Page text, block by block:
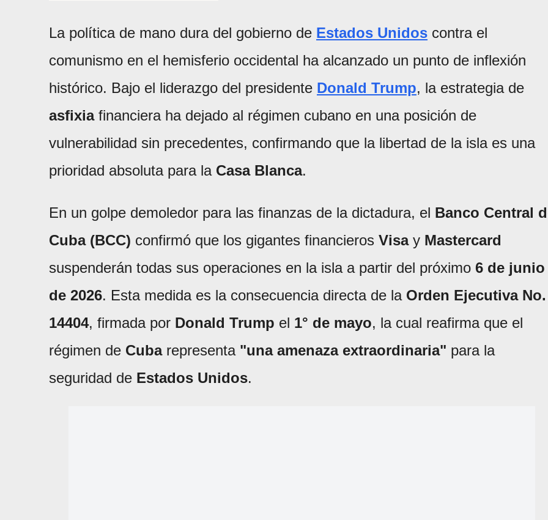
La política de mano dura del gobierno de Estados Unidos contra el
comunismo en el hemisferio occidental ha alcanzado un punto de inflexión
histórico. Bajo el liderazgo del presidente Donald Trump, la estrategia de
asfixiafinanciera ha dejado al régimen cubano en una posición de
vulnerabilidad sin precedentes, confirmando que la libertad de la isla es una
prioridad absoluta para la Casa Blanca.
En un golpe demoledor para las finanzas de la dictadura, el Banco Central
Cuba (BCC) confirmó que los gigantes financieros Visay Mastercard
suspenderán todas sus operaciones en la isla a partir del próximo 6 de junio
de 2026. Esta medida es la consecuencia directa de la Orden Ejecutiva No.
14404, firmada por Donald Trump el 1° de mayo, la cual reafirma que el
régimen de Cubarepresenta "una amenaza extraordinaria" para la
seguridad de Estados Unidos.